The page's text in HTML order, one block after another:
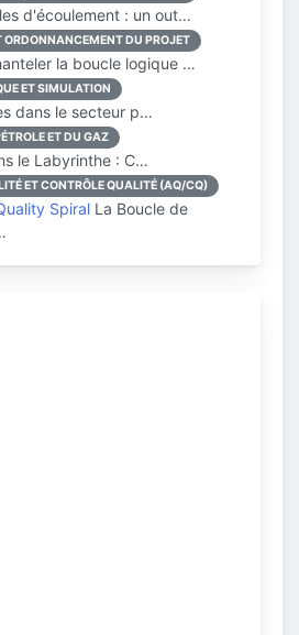
d'écoulement : un out…
ORDONNANCEMENT DU PROJET
la boucle logique …
ET SIMULATION
dans le secteur p…
ET DU GAZ
le Labyrinthe : C…
ET CONTRÔLE QUALITÉ (AQ/CQ)
Spiral La Boucle de